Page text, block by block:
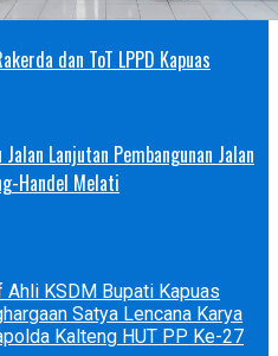
dan ToT LPPD Kapuas
Lanjutan Pembangunan Jalan
Handel Melati
Ahli KSDM Bupati Kapuas
Satya Lencana Karya
Kalteng HUT PP Ke-27